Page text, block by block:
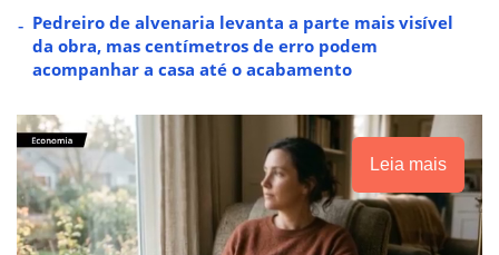
Pedreiro de alvenaria levanta a parte mais visível
da obra, mas centímetros de erro podem
acompanhar a casa até o acabamento
Leia mais